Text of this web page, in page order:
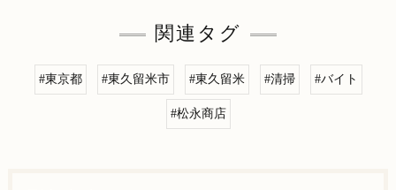
関連タグ
#東京都 #東久留米市 #東久留米 #清掃 #バイト
#松永商店